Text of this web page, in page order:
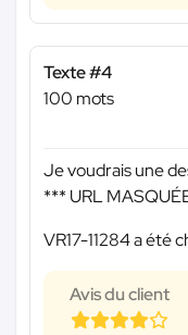
Texte #4
100 mots
Je voudrais une
*** URL
VR17-11284 a été
Avis du client